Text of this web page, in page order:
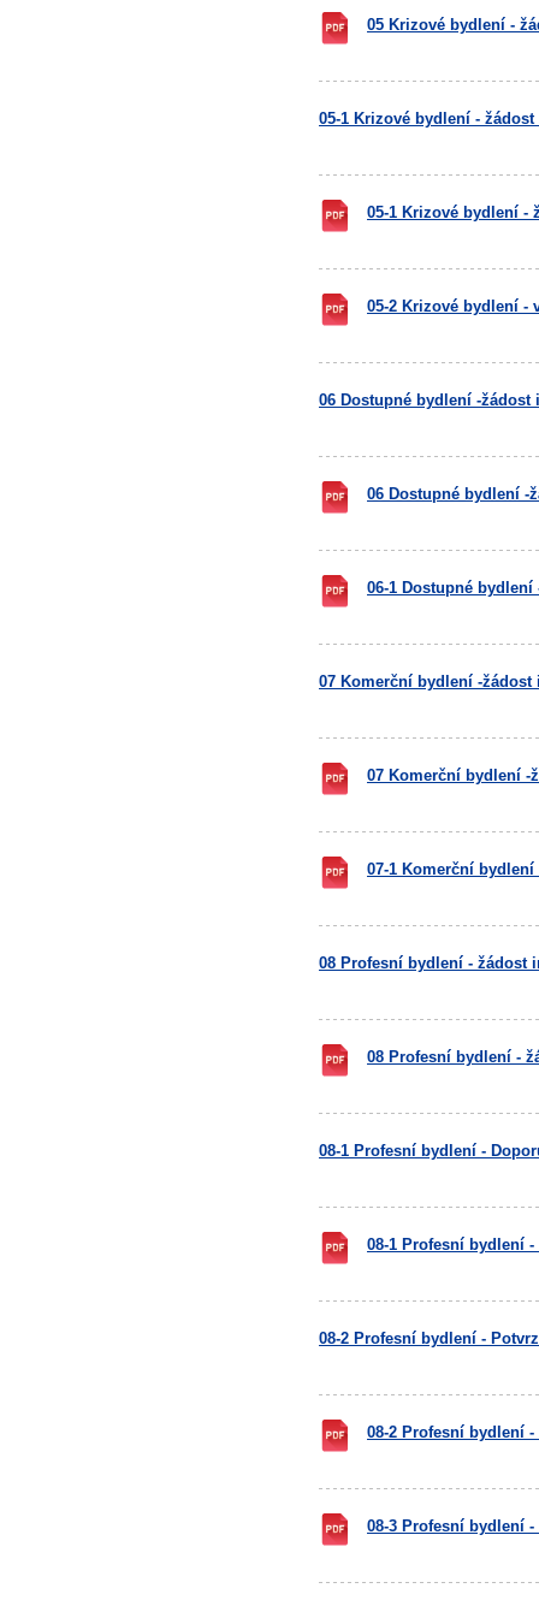
05 Krizové bydlení -
05-1 Krizové bydlení -
05-1 Krizové bydlení -
05-2 Krizové bydlení -
06 Dostupné bydlení -
06 Dostupné bydlení -
06-1 Dostupné
07 Komerční bydlení -
07 Komerční bydlení -
07-1 Komerční
08 Profesní bydlení - žádost
08 Profesní bydlení -
08-1 Profesní bydlení -
08-1 Profesní bydlení
08-2 Profesní bydlení -
08-2 Profesní bydlení
08-3 Profesní bydlení